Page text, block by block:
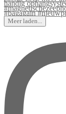
Meer laden...